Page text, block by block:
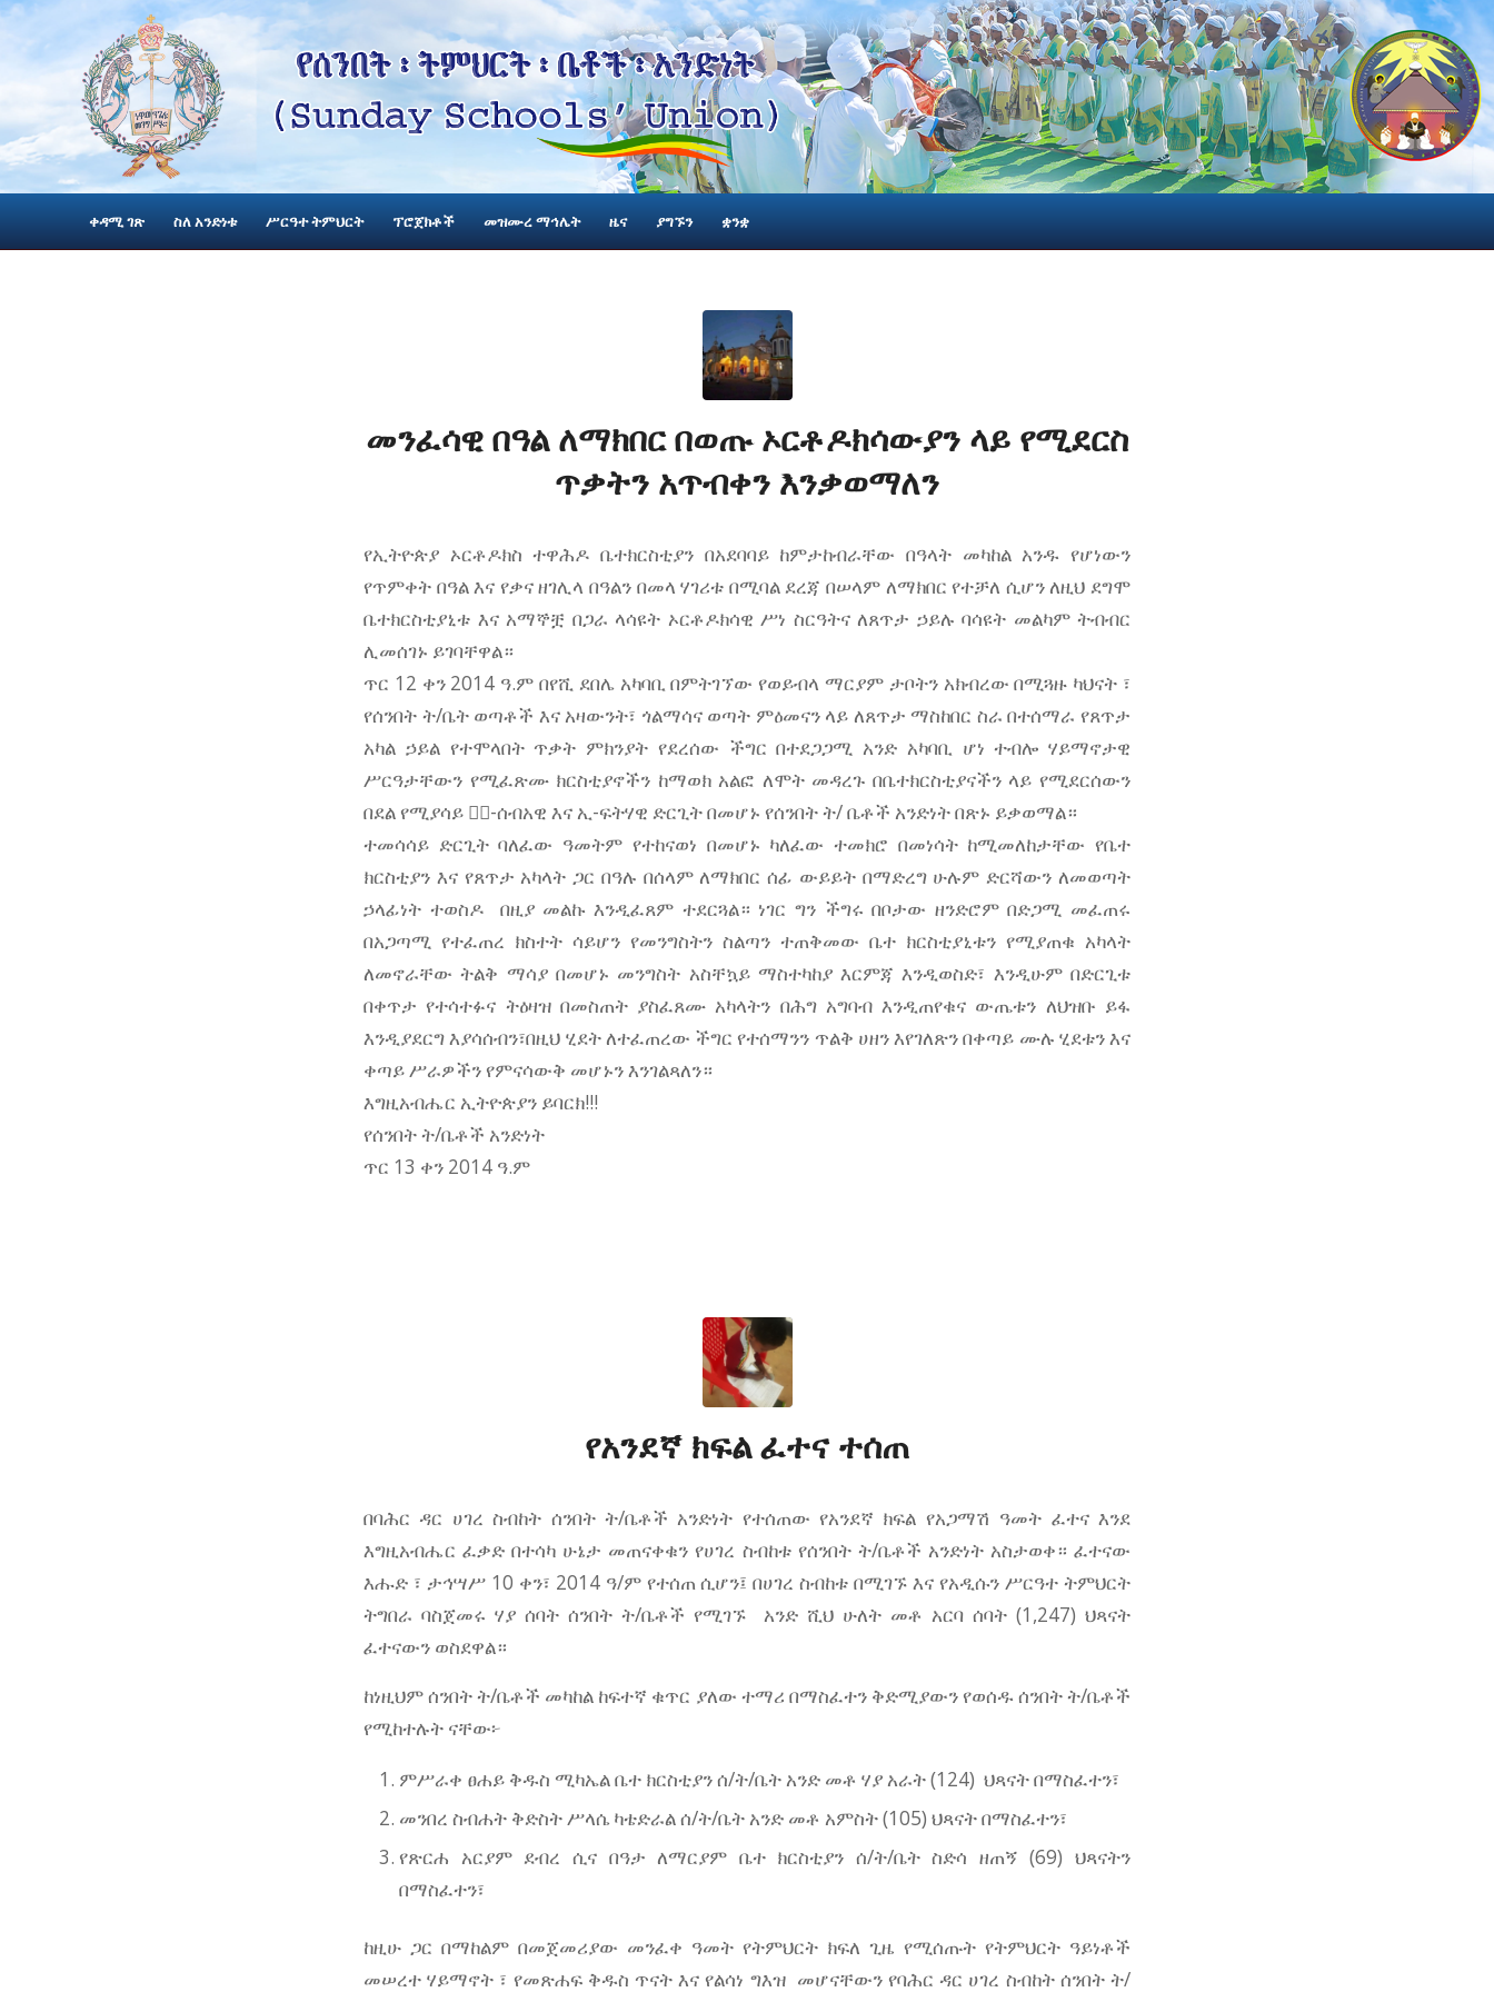
ቀዳሚ ገጽ ስለ አንድነቱ ሥርዓተ ትምህርት ፕሮጀክቶች መዝሙረ ማኅሌት ዜና ያግኙን ቋንቋ
መንፈሳዊ በዓል ለማክበር በወጡ ኦርቶዶክሳውያን ላይ የሚደርስ
ጥቃትን አጥብቀን እንቃወማለን
የኢትዮጵያ ኦርቶዶክስ ተዋሕዶ ቤተክርስቲያን በአደባባይ ከምታከብራቸው በዓላት መካከል አንዱ የሆነውን
የጥምቀት በዓል እና የቃና ዘገሊላ በዓልን በመላ ሃገሪቱ በሚባል ደረጃ በሠላም ለማክበር የተቻለ ሲሆን ለዚህ ደግሞ
ቤተክርስቲያኒቱ እና አማኞቿ በጋራ ላሳዩት ኦርቶዶክሳዊ ሥነ ስርዓትና ለጸጥታ ኃይሉ ባሳዩት መልካም ትብብር
ሊመሰገኑ ይገባቸዋል።
ጥር 12 ቀን 2014 ዓ.ም በየሺ ደበሌ አካባቢ በምትገኘው የወይብላ ማርያም ታቦትን አክብረው በሚጓዙ ካህናት ፣
የሰንበት ት/ቤት ወጣቶች እና አዛውንት፣ ጎልማሳና ወጣት ምዕመናን ላይ ለጸጥታ ማስከበር ስራ በተሰማራ የጸጥታ
አካል ኃይል የተሞላበት ጥቃት ምክንያት የደረሰው ችግር በተደጋጋሚ አንድ አካባቢ ሆነ ተብሎ ሃይማኖታዊ
ሥርዓታቸውን የሚፈጽሙ ክርስቲያኖችን ከማወክ አልፎ ለሞት መዳረጉ በቤተክርስቲያናችን ላይ የሚደርሰውን
በደል የሚያሳይ ኢ፟-ሰብአዊ እና ኢ-ፍትሃዊ ድርጊት በመሆኑ የሰንበት ት/ ቤቶች አንድነት በጽኑ ይቃወማል።
ተመሳሳይ ድርጊት ባለፈው ዓመትም የተከናወነ በመሆኑ ካለፈው ተመክሮ በመነሳት ከሚመለከታቸው የቤተ
ክርስቲያን እና የጸጥታ አካላት ጋር በዓሉ በሰላም ለማክበር ሰፊ ውይይት በማድረግ ሁሉም ድርሻውን ለመወጣት
ኃላፊነት ተወስዶ በዚያ መልኩ እንዲፈጸም ተደርጓል። ነገር ግን ችግሩ በቦታው ዘንድሮም በድጋሚ መፈጠሩ
በአጋጣሚ የተፈጠረ ክስተት ሳይሆን የመንግስትን ስልጣን ተጠቅመው ቤተ ክርስቲያኒቱን የሚያጠቁ አካላት
ለመኖራቸው ትልቅ ማሳያ በመሆኑ መንግስት አስቸኳይ ማስተካከያ እርምጃ እንዲወስድ፣ እንዲሁም በድርጊቱ
በቀጥታ የተሳተፉና ትዕዛዝ በመስጠት ያስፈጸሙ አካላትን በሕግ አግባብ እንዲጠየቁና ውጤቱን ለህዝቡ ይፋ
እንዲያደርግ እያሳሰብን፣በዚህ ሂደት ለተፈጠረው ችግር የተሰማንን ጥልቅ ሀዘን እየገለጽን በቀጣይ ሙሉ ሂደቱን እና
ቀጣይ ሥራዎችን የምናሳውቅ መሆኑን እንገልጻለን።
እግዚአብሔር ኢትዮጵያን ይባርክ!!!
የሰንበት ት/ቤቶች አንድነት
ጥር 13 ቀን 2014 ዓ.ም
የአንደኛ ክፍል ፈተና ተሰጠ
በባሕር ዳር ሀገረ ስብከት ሰንበት ት/ቤቶች አንድነት የተሰጠው የአንደኛ ክፍል የአጋማሽ ዓመት ፈተና እንደ
እግዚአብሔር ፈቃድ በተሳካ ሁኔታ መጠናቀቁን የሀገረ ስብከቱ የሰንበት ት/ቤቶች አንድነት አስታወቀ። ፈተናው
እሑድ ፣ ታኅሣሥ 10 ቀን፣ 2014 ዓ/ም የተሰጠ ሲሆን፤ በሀገረ ስብከቱ በሚገኙ እና የአዲሱን ሥርዓተ ትምህርት
ትግበራ ባስጀመሩ ሃያ ሰባት ሰንበት ት/ቤቶች የሚገኙ አንድ ሺህ ሁለት መቶ አርባ ሰባት (1,247) ህጻናት
ፈተናውን ወስደዋል።
ከነዚህም ሰንበት ት/ቤቶች መካከል ከፍተኛ ቁጥር ያለው ተማሪ በማስፈተን ቅድሚያውን የወሰዱ ሰንበት ት/ቤቶች
የሚከተሉት ናቸው፦
ምሥራቀ ፀሐይ ቅዱስ ሚካኤል ቤተ ክርስቲያን ሰ/ት/ቤት አንድ መቶ ሃያ አራት (124) ህጻናት በማስፈተን፣
መንበረ ስብሐት ቅድስት ሥላሴ ካቴድራል ሰ/ት/ቤት አንድ መቶ አምስት (105) ህጻናት በማስፈተን፣
የጽርሐ አርያም ደብረ ሲና በዓታ ለማርያም ቤተ ክርስቲያን ሰ/ት/ቤት ስድሳ ዘጠኝ (69) ህጻናትን
በማስፈተን፣
ከዚሁ ጋር በማከልም በመጀመሪያው መንፈቀ ዓመት የትምህርት ክፍለ ጊዜ የሚሰጡት የትምህርት ዓይነቶች
መሠረተ ሃይማኖት ፣ የመጽሐፍ ቅዱስ ጥናት እና የልሳነ ግእዝ መሆናቸውን የባሕር ዳር ሀገረ ስብከት ሰንበት ት/